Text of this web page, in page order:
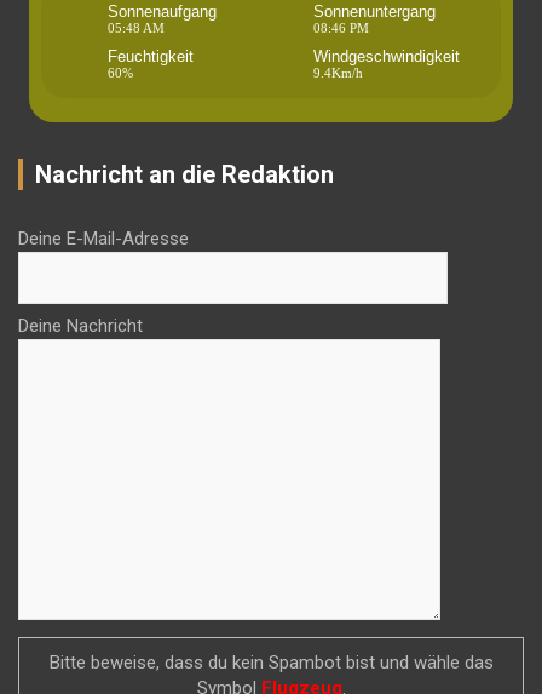
Sonnenaufgang
05:48 AM
Sonnenuntergang
08:46 PM
Feuchtigkeit
60%
Windgeschwindigkeit
9.4Km/h
Nachricht an die Redaktion
Deine E-Mail-Adresse
Deine Nachricht
Bitte beweise, dass du kein Spambot bist und wähle das
Symbol Flugzeug.